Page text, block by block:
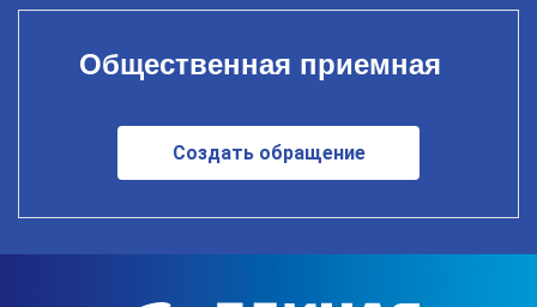
Общественная приемная
Создать обращение